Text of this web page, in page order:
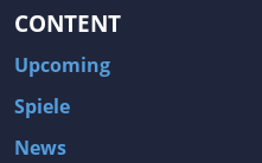
CONTENT
Upcoming
Spiele
News